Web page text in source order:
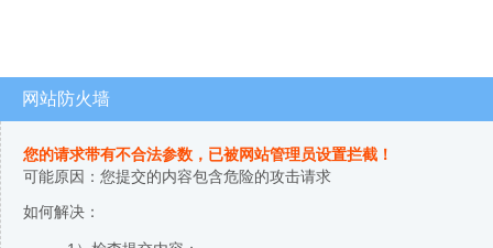
网站防火墙
您的请求带有不合法参数，已被网站管理员设置拦截！
可能原因：您提交的内容包含危险的攻击请求
如何解决：